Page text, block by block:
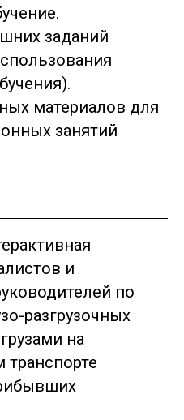
заданий
материалов для
занятий
и
по
разгрузочных
на